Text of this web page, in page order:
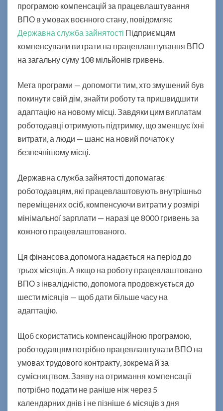
т
о
т
к
м
е
н
с
у
0
0
г
з
а
о
ж
о
г
р
ц
е
в
л
а
програмою компенсацій за працевлаштування
ВПО в умовах воєнного стану, повідомляє
Державна служба зайнятості Підприємцям
компенсували витрати на працевлаштування ВПО
на загальну суму 108 мільйонів гривень.
Мета програми — допомогти тим, хто змушений був
покинути свій дім, знайти роботу та пришвидшити
адаптацію на новому місці. Завдяки цим виплатам
роботодавці отримують підтримку, що зменшує їхні
витрати, а люди — шанс на новий початок у
безпечнішому місці.
Державна служба зайнятості допомагає
роботодавцям, які працевлаштовують внутрішньо
переміщених осіб, компенсуючи витрати у розмірі
мінімальної зарплати — наразі це 8000 гривень за
кожного працевлаштованого.
Ця фінансова допомога надається на період до
трьох місяців. А якщо на роботу працевлаштовано
ВПО з інвалідністю, допомога продовжується до
шести місяців — щоб дати більше часу на
адаптацію.
Щоб скористатись компенсаційною програмою,
роботодавцям потрібно працевлаштувати ВПО на
умовах трудового контракту, зокрема й за
сумісництвом. Заяву на отримання компенсації
потрібно подати не раніше ніж через 5
календарних днів і не пізніше 6 місяців з дня